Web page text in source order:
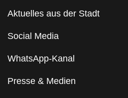
Aktuelles aus der Stadt
Social Media
WhatsApp-Kanal
Presse & Medien